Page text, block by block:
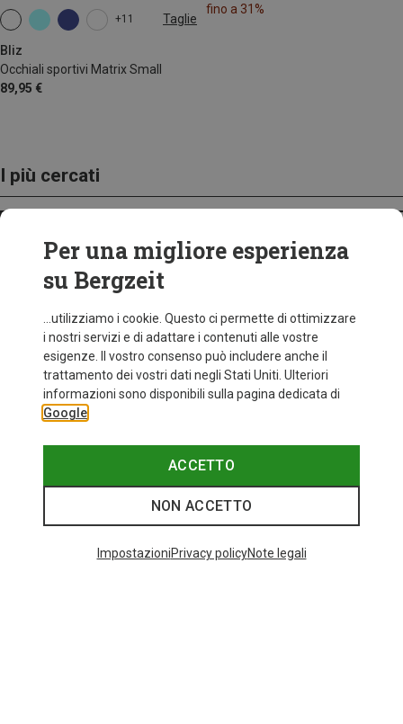
+11 Taglie
Bliz
Occhiali sportivi Matrix Small
89,95 €
ONE SIZE
fino a 31%
I più cercati
Per una migliore esperienza
su Bergzeit
...utilizziamo i cookie. Questo ci permette di ottimizzare
i nostri servizi e di adattare i contenuti alle vostre
esigenze. Il vostro consenso può includere anche il
trattamento dei vostri dati negli Stati Uniti. Ulteriori
informazioni sono disponibili sulla pagina dedicata di
Google
ACCETTO
NON ACCETTO
ImpostazioniPrivacy policyNote legali